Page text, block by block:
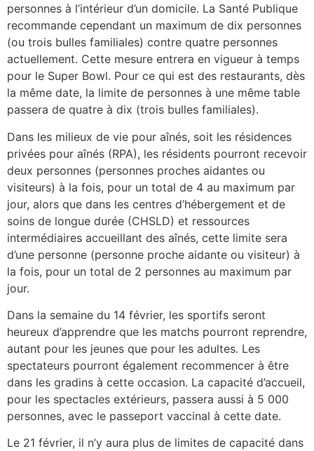
personnes à l’intérieur d’un domicile. La Santé Publique
recommande cependant un maximum de dix personnes
(ou trois bulles familiales) contre quatre personnes
actuellement. Cette mesure entrera en vigueur à temps
pour le Super Bowl. Pour ce qui est des restaurants, dès
la même date, la limite de personnes à une même table
passera de quatre à dix (trois bulles familiales).
Dans les milieux de vie pour aînés, soit les résidences
privées pour aînés (RPA), les résidents pourront recevoir
deux personnes (personnes proches aidantes ou
visiteurs) à la fois, pour un total de 4 au maximum par
jour, alors que dans les centres d’hébergement et de
soins de longue durée (CHSLD) et ressources
intermédiaires accueillant des aînés, cette limite sera
d’une personne (personne proche aidante ou visiteur) à
la fois, pour un total de 2 personnes au maximum par
jour.
Dans la semaine du 14 février, les sportifs seront
heureux d’apprendre que les matchs pourront reprendre,
autant pour les jeunes que pour les adultes. Les
spectateurs pourront également recommencer à être
dans les gradins à cette occasion. La capacité d’accueil,
pour les spectacles extérieurs, passera aussi à 5 000
personnes, avec le passeport vaccinal à cette date.
Le 21 février, il n’y aura plus de limites de capacité dans